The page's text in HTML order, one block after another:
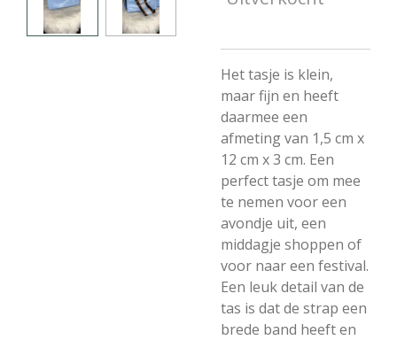
Het tasje is klein,
maar fijn en heeft
daarmee een
afmeting van 1,5 cm x
12 cm x 3 cm. Een
perfect tasje om mee
te nemen voor een
avondje uit, een
middagje shoppen of
voor naar een festival.
Een leuk detail van de
tas is dat de strap een
brede band heeft en